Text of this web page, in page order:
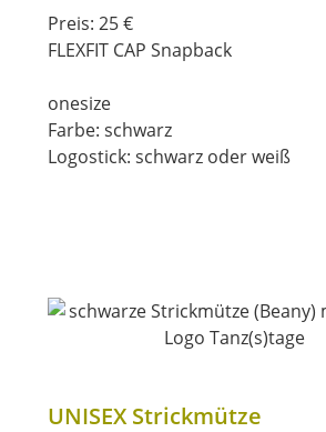
Preis: 25 €
FLEXFIT CAP Snapback
onesize
Farbe: schwarz
Logostick: schwarz oder weiß
UNISEX Strickmütze